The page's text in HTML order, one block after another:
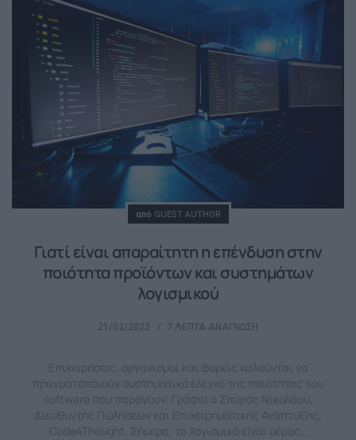
Posted
από GUEST AUTHOR
Γιατί είναι απαραίτητη η επένδυση στην
ποιότητα προϊόντων και συστημάτων
λογισμικού
21/02/2022 7 ΛΕΠΤΆ ΑΝΆΓΝΩΣΗ
Επιχειρήσεις, οργανισμοί και φορείς καλούνται να
πραγματοποιούν συστηματικό έλεγχο της ποιότητας του
software που παράγουν. Γράφει ο Σπύρος Νικολάου,
Διευθυντής Πωλήσεων και Επιχειρηματικής Ανάπτυξης,
Code4Thought. Σήμερα, το λογισμικό είναι μέρος…